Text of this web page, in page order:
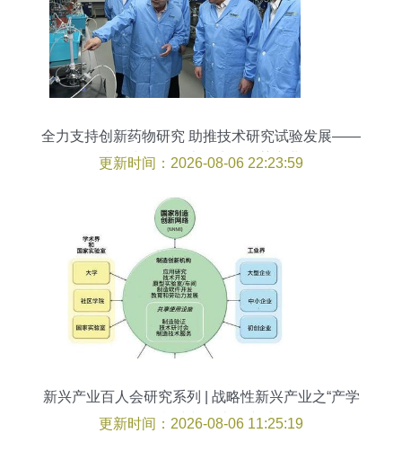
全力支持创新药物研究 助推技术研究试验发展——
李强专题调研上海生物医药产业
更新时间：2026-08-06 22:23:59
新兴产业百人会研究系列 | 战略性新兴产业之“产学
研合作”发展模式与技术研究试验发展
更新时间：2026-08-06 11:25:19